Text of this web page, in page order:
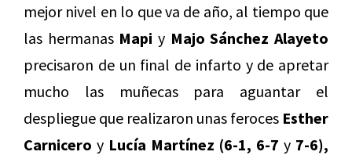
mejor nivel en lo que va de año, al tiempo que
las hermanas Mapi y Majo Sánchez Alayeto
precisaron de un final de infarto y de apretar
mucho las muñecas para aguantar el
despliegue que realizaron unas feroces Esther
Carnicero y Lucía Martínez (6-1, 6-7 y 7-6),